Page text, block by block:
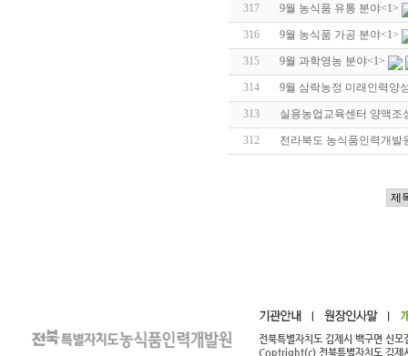
317 9월 농식품 유통 분야<1>
316 9월 농식품 가공 분야<1>
315 9월 과학영농 분야<1>
314 9월 삼락농정 미래인력양
313 실용농업교육센터 양액조
312 전라북도 농식품인력개발